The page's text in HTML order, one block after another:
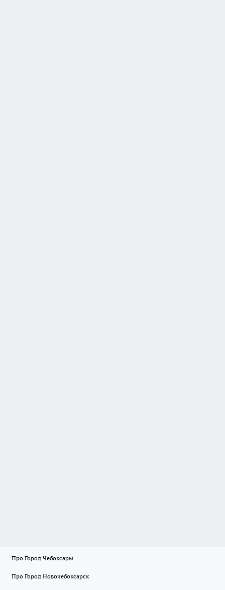
Про Город Чебоксары
Про Город Новочебоксарск